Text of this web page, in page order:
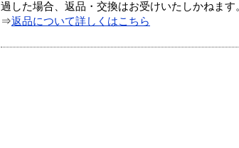
過した場合、返品・交換はお受けいたしかねます
⇒返品について詳しくはこちら